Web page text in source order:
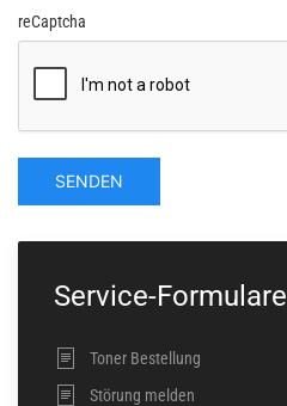
reCaptcha
SENDEN
Service-Formulare
Toner Bestellung
Störung melden